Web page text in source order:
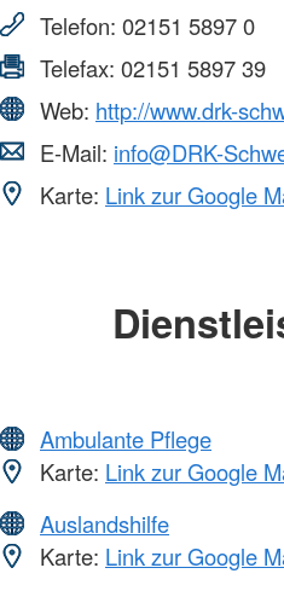
Telefon: 02151 5897 0
Telefax: 02151 5897 39
Web: http://www.drk-
E-Mail: info@DRK-
Karte: Link zur Google
Ambulante Pflege
Karte: Link zur Google
Auslandshilfe
Karte: Link zur Google